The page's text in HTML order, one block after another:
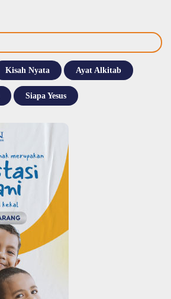
Kisah Nyata Ayat Alkitab
Siapa Yesus